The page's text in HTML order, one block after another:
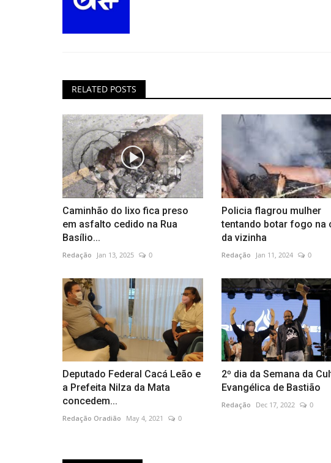
RELATED POSTS
Caminhão do lixo fica preso
em asfalto cedido na Rua
Basílio...
Redação Jan 13, 2025 0
Policia flagrou mulher
tentando botar fogo na
da vizinha
Redação Jan 11, 2024 0
Deputado Federal Cacá Leão e
a Prefeita Nilza da Mata
concedem...
Redação Oradião May 4, 2021 0
2º dia da Semana da
Evangélica de Bastião
Redação Dec 17, 2022 0